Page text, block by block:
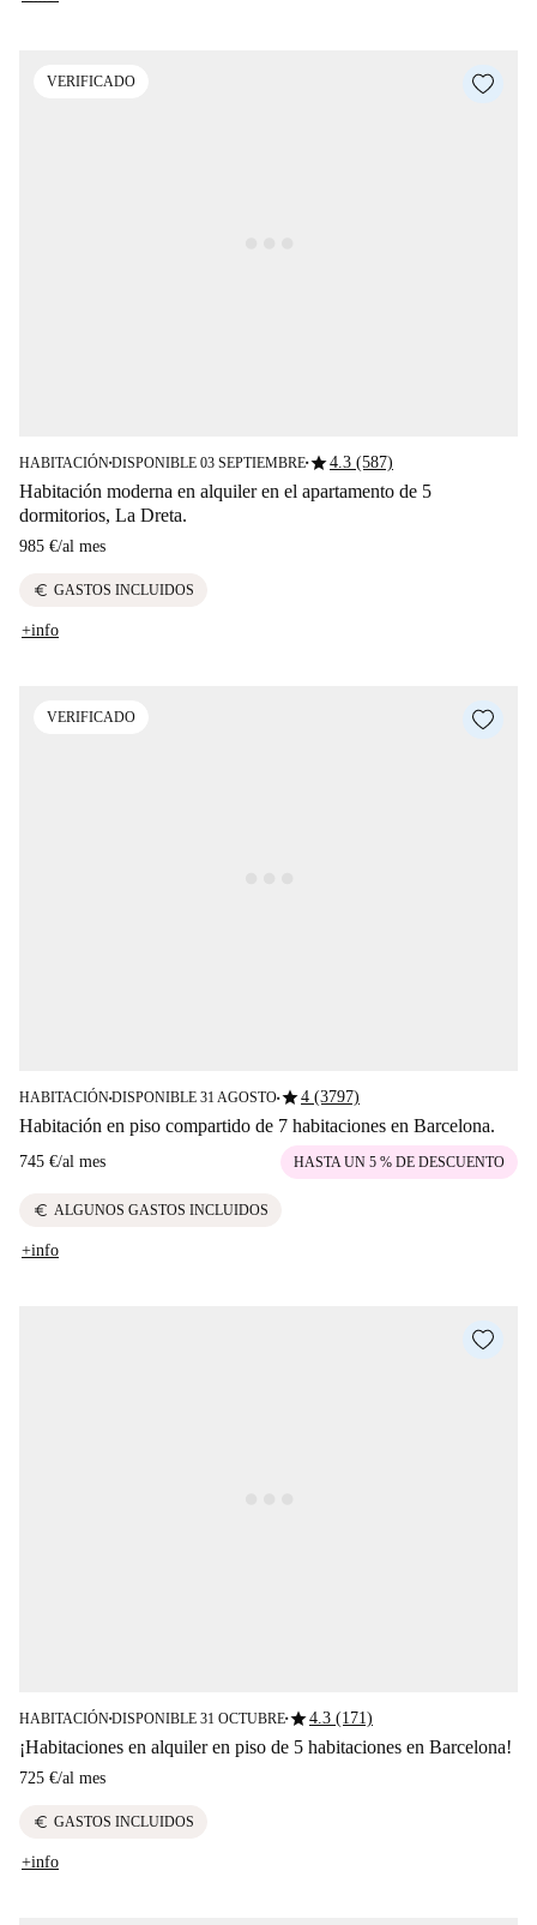
VERIFICADO
HABITACIÓN■DISPONIBLE 03 SEPTIEMBRE■star4.3 (587)
Habitación moderna en alquiler en el apartamento de 5
dormitorios, La Dreta.
985 €/al mes
euro GASTOS INCLUIDOS
+info
VERIFICADO
HABITACIÓN■DISPONIBLE 31 AGOSTO■star4 (3797)
Habitación en piso compartido de 7 habitaciones en Barcelona.
745 €/al mes HASTA UN 5 % DE DESCUENTO
euro ALGUNOS GASTOS INCLUIDOS
+info
HABITACIÓN■DISPONIBLE 31 OCTUBRE■star4.3 (171)
¡Habitaciones en alquiler en piso de 5 habitaciones en Barcelona!
725 €/al mes
euro GASTOS INCLUIDOS
+info